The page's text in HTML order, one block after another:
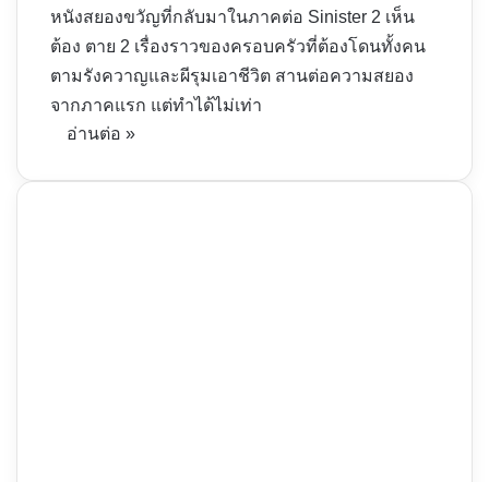
หนังสยองขวัญที่กลับมาในภาคต่อ Sinister 2 เห็น
ต้อง ตาย 2 เรื่องราวของครอบครัวที่ต้องโดนทั้งคน
ตามรังควาญและผีรุมเอาชีวิต สานต่อความสยอง
จากภาคแรก แต่ทำได้ไม่เท่า
อ่านต่อ »